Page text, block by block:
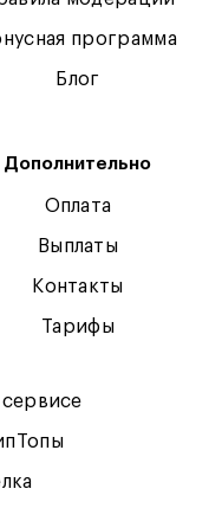
программа
Блог
Дополнительно
Оплата
Выплаты
Контакты
Тарифы
сервисе